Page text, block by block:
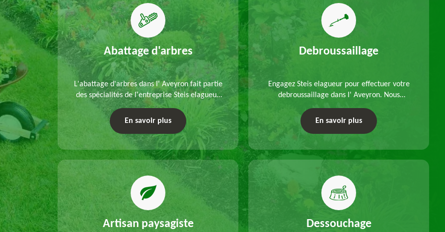
de
que d'un
Abattage d'arbres
L'abattage d'arbres dans l' Aveyron fait partie
des spécialités de l'entreprise Steis elagueur.
Nous réalisons un abattage direct ou par
démontage, tenant compte des particularités
du site et des végétaux.
En savoir plus
Artisan paysagiste
Debroussaillage
Engagez Steis elagueur pour effectuer votre
debroussaillage dans l' Aveyron. Nous
en fonction des caractéristiques du site.
Déplacements offerts.
En savoir plus
Dessouchage